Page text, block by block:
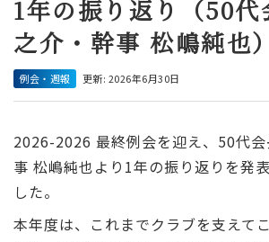
1年の振り返り（50代
之介・幹事 松嶋純也）
例会・週報 更新: 2026年6月30日
2026-2026 最終例会を迎え、50代
事 松嶋純也より1年の振り返りを発
した。
本年度は、これまでクラブを支えて